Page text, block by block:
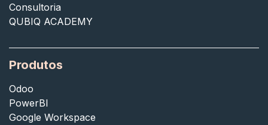
Consultoria
QUBIQ ACADEMY
Produtos
Odoo
PowerBI
Google Workspace